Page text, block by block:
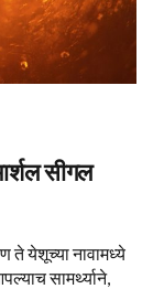
सीगल
ते येशूच्या नावामध्ये
सामर्थ्याने,